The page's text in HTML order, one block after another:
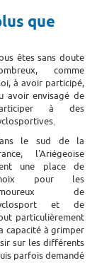
que
êtes sans doute
comme
à avoir participé,
avoir envisagé de
à des
le sud de la
l'Ariégeoise
une place de
pour les
de
et de
particulièrement
capacité à grimper
sur les différents
parfois demandé